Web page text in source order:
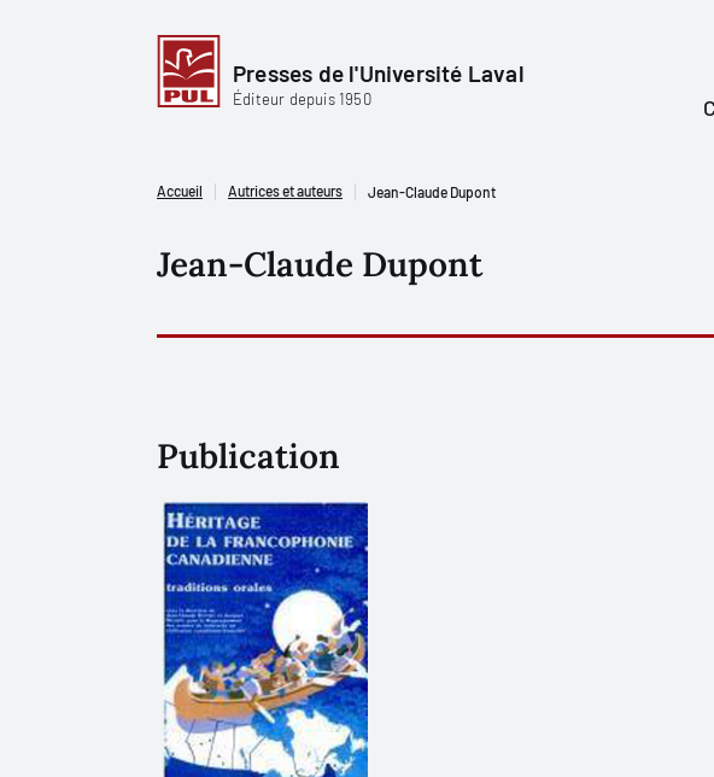
Presses de l'Université Laval
Éditeur depuis 1950
Accueil Autrices et auteurs Jean-Claude Dupont
Jean-Claude Dupont
Publication